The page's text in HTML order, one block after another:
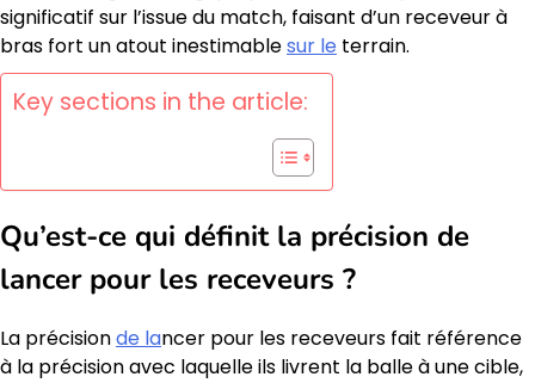
significatif sur l’issue du match, faisant d’un receveur à
bras fort un atout inestimablesur le terrain.
Key sections in the article:
Qu’est-ce qui définit la précision de
lancer pour les receveurs ?
La précisionde lancer pour les receveurs fait référence
à la précision avec laquelle ils livrent la balle à une cible,